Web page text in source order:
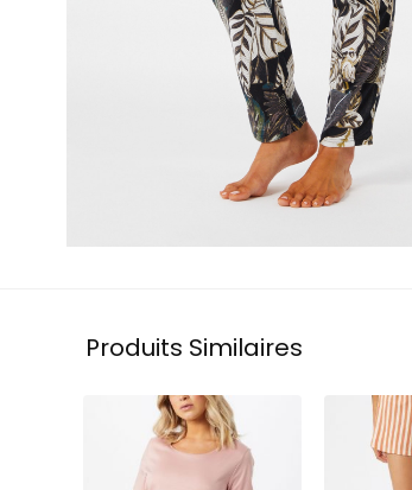
Produits Similaires